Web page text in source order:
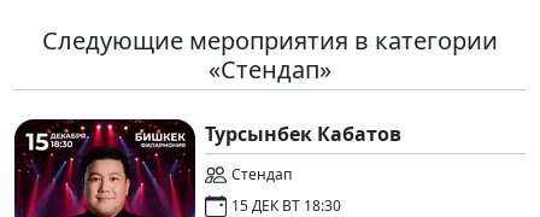
Следующие мероприятия в категории
«Стендап»
Турсынбек Кабатов
Стендап
15 ДЕК ВТ 18:30